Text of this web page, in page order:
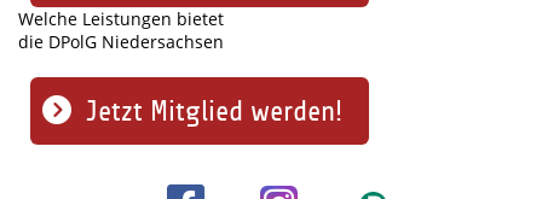
Welche Leistungen bietet
die DPolG Niedersachsen
Jetzt Mitglied werden!